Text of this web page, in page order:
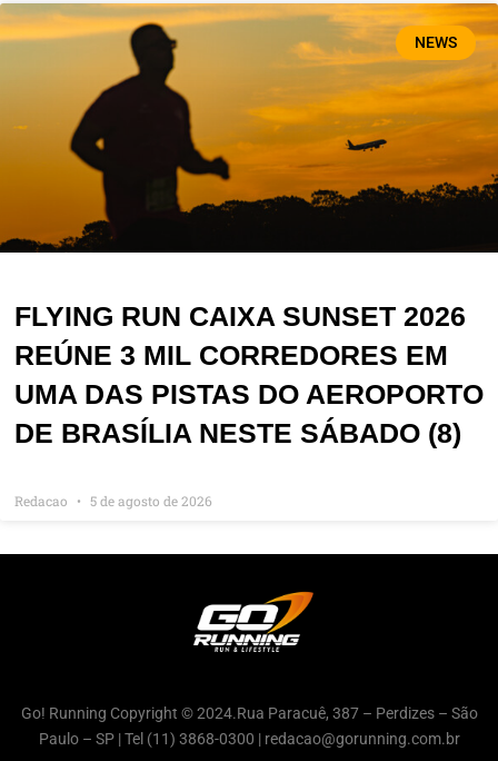
NEWS
FLYING RUN CAIXA SUNSET 2026
REÚNE 3 MIL CORREDORES EM
UMA DAS PISTAS DO AEROPORTO
DE BRASÍLIA NESTE SÁBADO (8)
Redacao 5 de agosto de 2026
Go! Running Copyright © 2024.Rua Paracuê, 387 – Perdizes – São
Paulo – SP | Tel (11) 3868-0300 | redacao@gorunning.com.br